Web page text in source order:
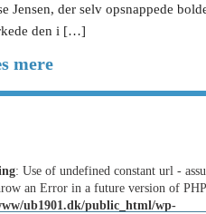
Jensen, der selv opsnappede
den i […]
mere
: Use of undefined constant url -
an Error in a future version of
ub1901.dk/public_html/wp-